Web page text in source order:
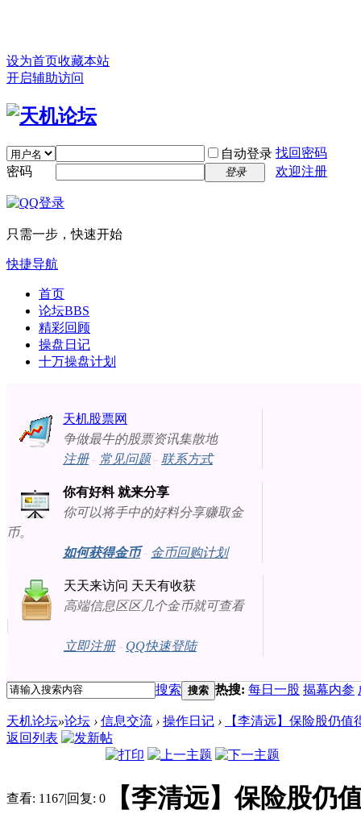
设为首页收藏本站
开启辅助访问
自动登录 找回密码
密码
登录 欢迎注册
只需一步，快速开始
快捷导航
首页
论坛BBS
精彩回顾
操盘日记
十万操盘计划
天机股票网
争做最牛的股票资讯集散地
注册- 常见问题- 联系方式
你有好料 就来分享
你可以将手中的好料分享赚取金
币。
如何获得金币- 金币回购计划
天天来访问 天天有收获
高端信息区区几个金币就可查看
立即注册- QQ快速登陆
搜索 搜索 热搜: 每日一股 揭幕内参
天机论坛»论坛 › 信息交流 › 操作日记 ›
【李清远】保险股仍值
返回列表
查看: 1167|回复: 0 【李清远】保险股仍